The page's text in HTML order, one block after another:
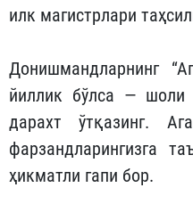
илк магистрлари
Донишмандларнинг
йиллик бўлса — шоли
дарахт ўтқазинг.
фарзандларингизга
ҳикматли гапи бор.